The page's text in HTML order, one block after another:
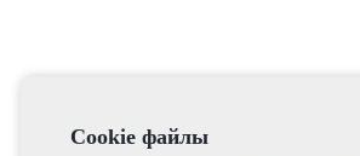
Cookie файлы